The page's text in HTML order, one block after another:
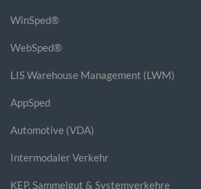
WinSped®
WebSped®
LIS Warehouse Management (LWM)
AppSped
Automotive (VDA)
Intermodaler Verkehr
KEP, Sammelgut & Systemverkehre